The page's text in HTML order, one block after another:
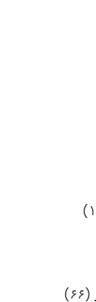
(۶۶)